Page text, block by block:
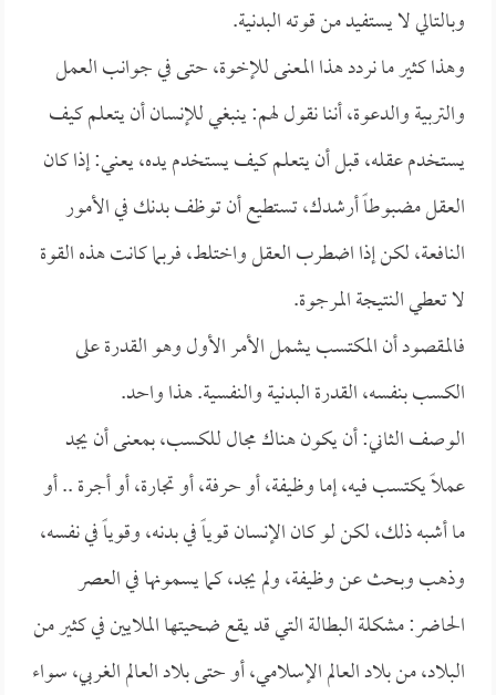
وبالتالي لا يستفيد من قوته البدنية.
وهذا كثير ما نردد هذا المعنى للإخوة، حتى في جوانب العمل
والتربية والدعوة، أننا نقول لهم: ينبغي للإنسان أن يتعلم كيف
يستخدم عقله، قبل أن يتعلم كيف يستخدم يده، يعني: إذا كان
العقل مضبوطاً أرشدك، تستطيع أن توظف بدنك في الأمور
النافعة، لكن إذا اضطرب العقل واختلط، فربما كانت هذه القوة
لا تعطي النتيجة المرجوة.
فالمقصود أن المكتسب يشمل الأمر الأول وهو القدرة على
الكسب بنفسه، القدرة البدنية والنفسية. هذا واحد.
الوصف الثاني: أن يكون هناك مجال للكسب، بمعنى أن يجد
عملاً يكتسب فيه، إما وظيفة، أو حرفة، أو تجارة، أو أجرة .. أو
ما أشبه ذلك، لكن لو كان الإنسان قوياً في بدنه، وقوياً في نفسه،
وذهب وبحث عن وظيفة، ولم يجد، كما يسمونها في العصر
الحاضر: مشكلة البطالة التي قد يقع ضحيتها الملايين في كثير من
البلاد، من بلاد العالم الإسلامي، أو حتى بلاد العالم الغربي، سواء